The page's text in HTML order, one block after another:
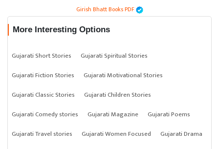
Girish Bhatt Books PDF
More Interesting Options
Gujarati Short Stories
Gujarati Spiritual Stories
Gujarati Fiction Stories
Gujarati Motivational Stories
Gujarati Classic Stories
Gujarati Children Stories
Gujarati Comedy stories
Gujarati Magazine
Gujarati Poems
Gujarati Travel stories
Gujarati Women Focused
Gujarati Drama